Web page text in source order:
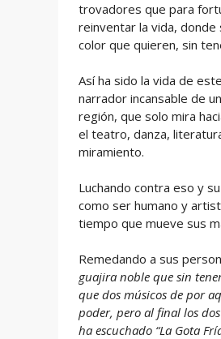
trovadores que para
reinventar la vida, donde
color que quieren, sin
Así ha sido la vida de
narrador incansable de
región, que solo mira
el teatro, danza,
miramiento.
Luchando contra eso y
como ser humano y
tiempo que mueve sus
Remedando a sus
guajira noble que sin
que dos músicos de por
poder, pero al final los
ha escuchado “La Gota